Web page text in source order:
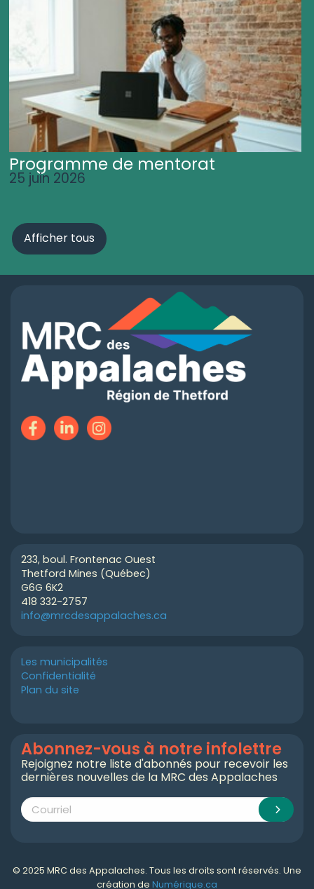
Programme de mentorat
25 juin 2026
Afficher tous
233, boul. Frontenac Ouest
Thetford Mines (Québec)
G6G 6K2
418 332-2757
info@mrcdesappalaches.ca
Les municipalités
Confidentialité
Plan du site
Abonnez-vous à notre infolettre
Rejoignez notre liste d'abonnés pour recevoir les
dernières nouvelles de la MRC des Appalaches
© 2025 MRC des Appalaches. Tous les droits sont réservés. Une
création de Numérique.ca